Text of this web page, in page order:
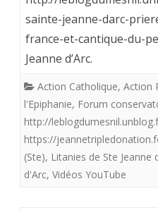
sainte-jeanne-darc-
france-et-cantique-du-
Jeanne d’Arc.
Action Catholique, Action
l'Epiphanie, Forum
http://
https://
(Ste), Litanies de Ste Jeanne
d'Arc, Vidéos YouTube